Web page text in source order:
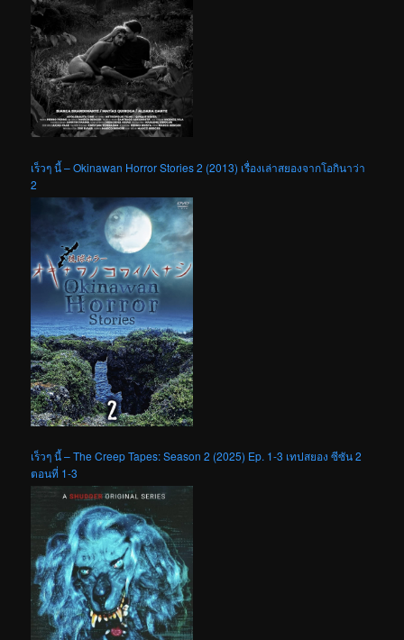
เร็วๆ นี้ – Okinawan Horror Stories 2 (2013) เรื่องเล่าสยองจากโอกินาว่า
2
เร็วๆ นี้ – The Creep Tapes: Season 2 (2025) Ep. 1-3 เทปสยอง ซีซัน 2
ตอนที่ 1-3